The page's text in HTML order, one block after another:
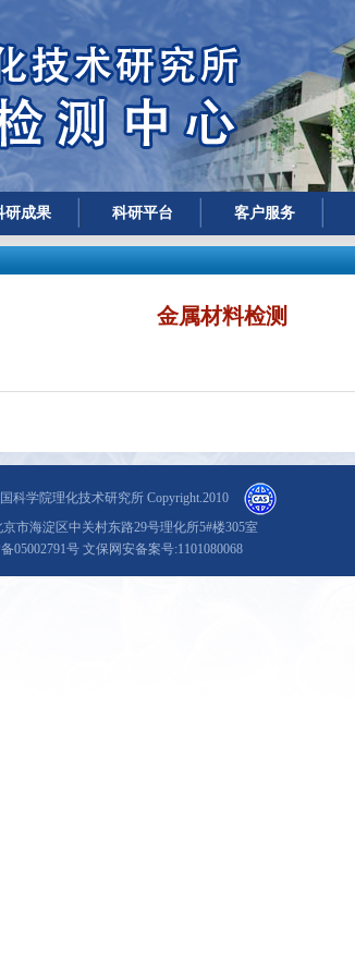
研成果 科研平台 客户服务
金属材料检测
科学院理化技术研究所 Copyright.2010
市海淀区中关村东路29号理化所5#楼305室
05002791号 文保网安备案号:1101080068